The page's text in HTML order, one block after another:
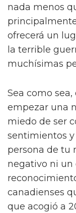
nada menos
ofrecerá un
la terrible
muchísimas
Sea como
empezar una
miedo de ser
sentimientos
persona de tu
negativo ni un
canadienses
que acogió a